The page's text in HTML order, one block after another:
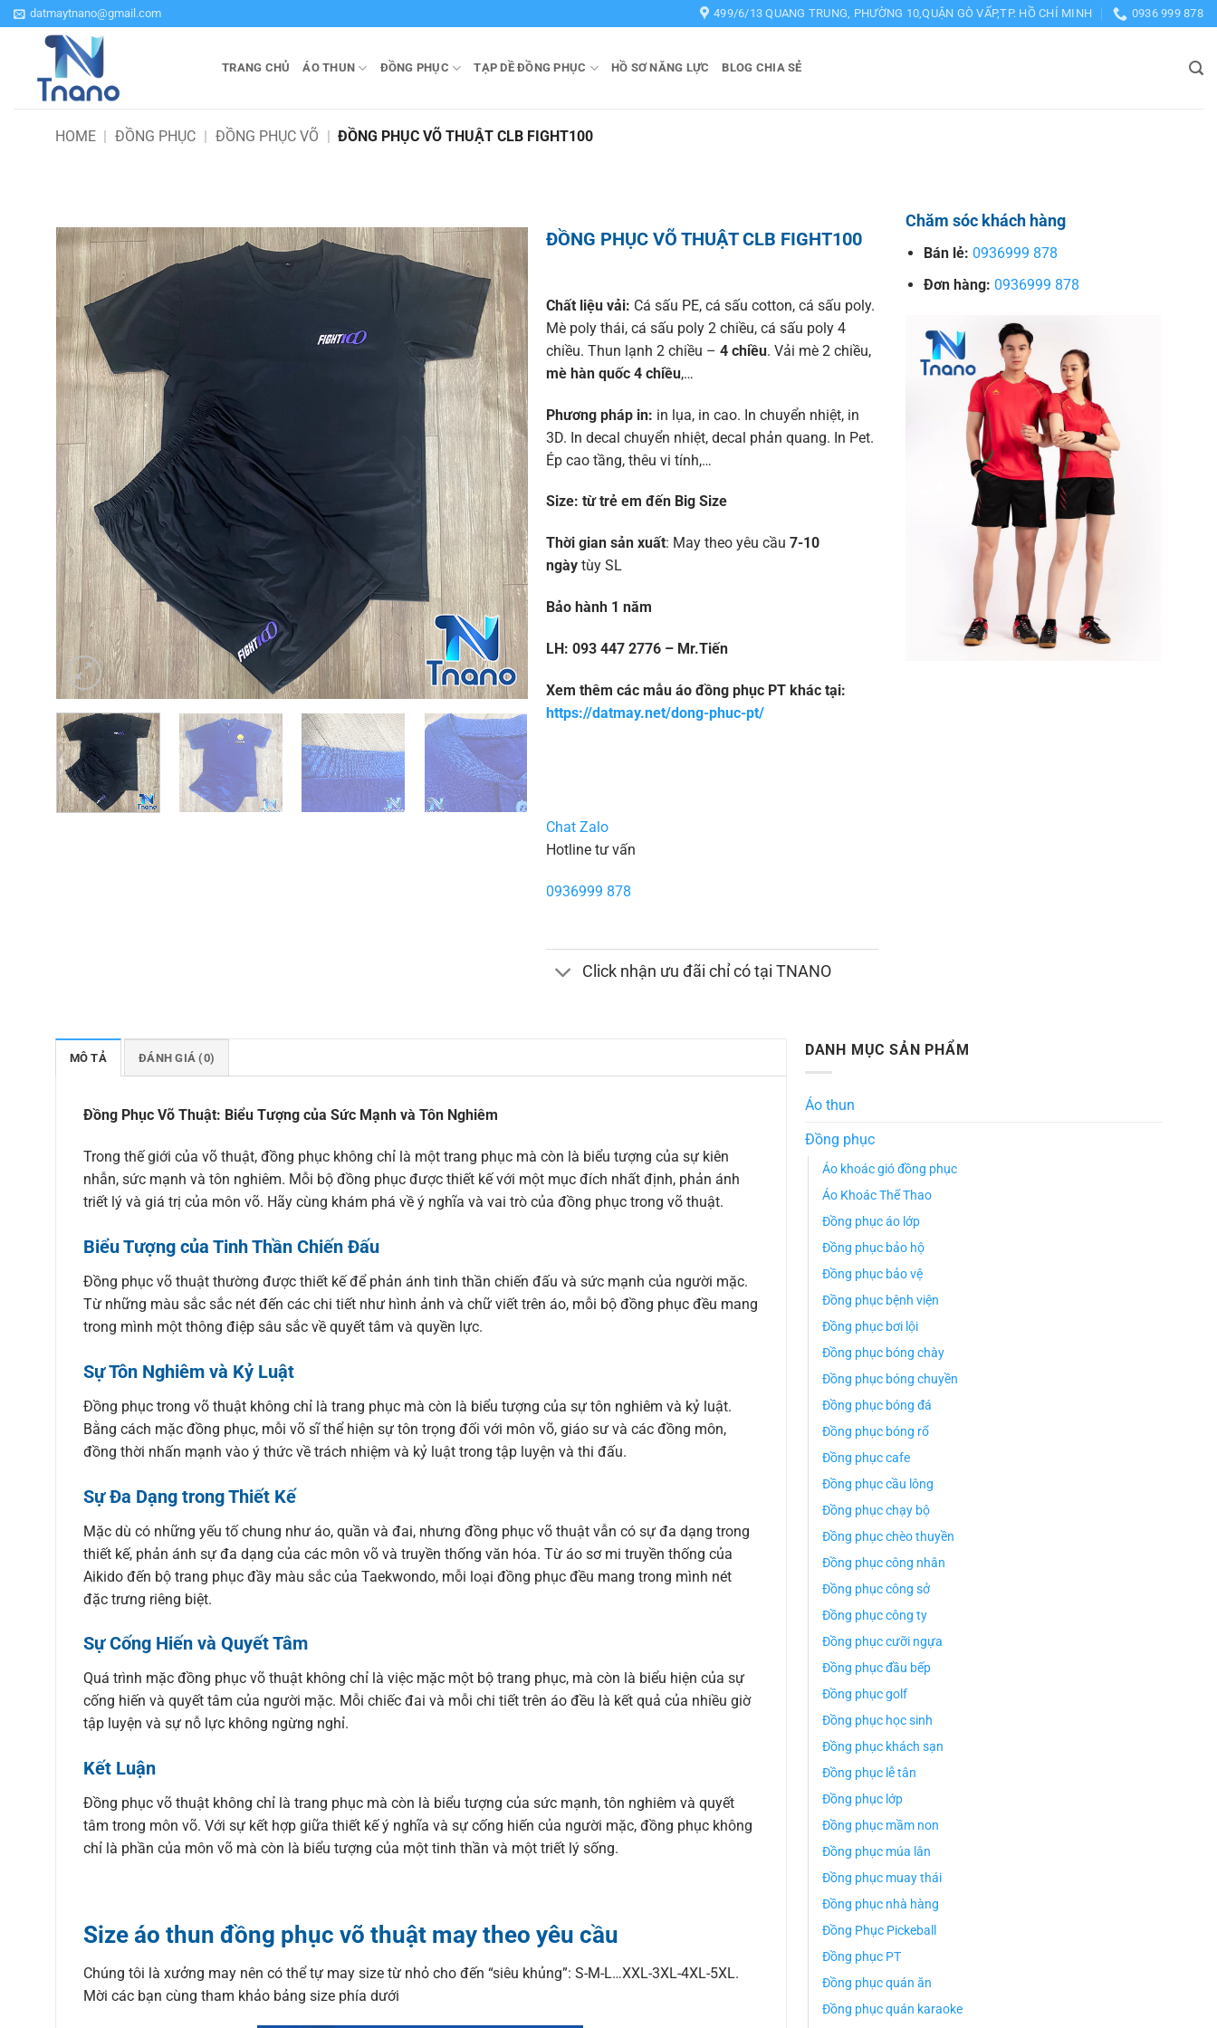
Bỏ
qua
datmaytnano@gmail.com 499/6/13 QUANG TRUNG, PHƯỜNG 10,QUẬN GÒ VẤP,TP. HỒ CHÍ MINH 0936 999 878
TRANG CHỦ ÁO THUN ĐỒNG PHỤC TẠP DỀ ĐỒNG PHỤC HỒ SƠ NĂNG LỰC BLOG CHIA SẺ
HOME | ĐỒNG PHỤC | ĐỒNG PHỤC VÕ | ĐỒNG PHỤC VÕ THUẬT CLB FIGHT100
ĐỒNG PHỤC VÕ THUẬT CLB FIGHT100
Chất liệu vải: Cá sấu PE, cá sấu cotton, cá sấu poly.
Mè poly thái, cá sấu poly 2 chiều, cá sấu poly 4
chiều. Thun lạnh 2 chiều – 4 chiều. Vải mè 2 chiều,
mè hàn quốc 4 chiều,…
Phương pháp in: in lụa, in cao. In chuyển nhiệt, in
3D. In decal chuyển nhiệt, decal phản quang. In Pet.
Ép cao tầng, thêu vi tính,…
Size: từ trẻ em đến Big Size
Thời gian sản xuất: May theo yêu cầu 7-10
ngàytùy SL
Bảo hành 1 năm
LH: 093 447 2776 – Mr.Tiến
Xem thêm các mẫu áo đồng phục PT khác tại:
https://datmay.net/dong-phuc-pt/
Chat Zalo
Hotline tư vấn
0936999 878
Click nhận ưu đãi chỉ có tại TNANO
Chăm sóc khách hàng
Bán lẻ: 0936999 878
Đơn hàng: 0936999 878
MÔ TẢ ĐÁNH GIÁ (0)
Đồng Phục Võ Thuật: Biểu Tượng của Sức Mạnh và Tôn Nghiêm
Trong thế giới của võ thuật, đồng phục không chỉ là một trang phục mà còn là biểu tượng của sự kiên
nhẫn, sức mạnh và tôn nghiêm. Mỗi bộ đồng phục được thiết kế với một mục đích nhất định, phản ánh
triết lý và giá trị của môn võ. Hãy cùng khám phá về ý nghĩa và vai trò của đồng phục trong võ thuật.
Biểu Tượng của Tinh Thần Chiến Đấu
Đồng phục võ thuật thường được thiết kế để phản ánh tinh thần chiến đấu và sức mạnh của người mặc.
Từ những màu sắc sắc nét đến các chi tiết như hình ảnh và chữ viết trên áo, mỗi bộ đồng phục đều mang
trong mình một thông điệp sâu sắc về quyết tâm và quyền lực.
Sự Tôn Nghiêm và Kỷ Luật
Đồng phục trong võ thuật không chỉ là trang phục mà còn là biểu tượng của sự tôn nghiêm và kỷ luật.
Bằng cách mặc đồng phục, mỗi võ sĩ thể hiện sự tôn trọng đối với môn võ, giáo sư và các đồng môn,
đồng thời nhấn mạnh vào ý thức về trách nhiệm và kỷ luật trong tập luyện và thi đấu.
Sự Đa Dạng trong Thiết Kế
Mặc dù có những yếu tố chung như áo, quần và đai, nhưng đồng phục võ thuật vẫn có sự đa dạng trong
thiết kế, phản ánh sự đa dạng của các môn võ và truyền thống văn hóa. Từ áo sơ mi truyền thống của
Aikido đến bộ trang phục đầy màu sắc của Taekwondo, mỗi loại đồng phục đều mang trong mình nét
đặc trưng riêng biệt.
Sự Cống Hiến và Quyết Tâm
Quá trình mặc đồng phục võ thuật không chỉ là việc mặc một bộ trang phục, mà còn là biểu hiện của sự
cống hiến và quyết tâm của người mặc. Mỗi chiếc đai và mỗi chi tiết trên áo đều là kết quả của nhiều giờ
tập luyện và sự nỗ lực không ngừng nghỉ.
Kết Luận
Đồng phục võ thuật không chỉ là trang phục mà còn là biểu tượng của sức mạnh, tôn nghiêm và quyết
tâm trong môn võ. Với sự kết hợp giữa thiết kế ý nghĩa và sự cống hiến của người mặc, đồng phục không
chỉ là phần của môn võ mà còn là biểu tượng của một tinh thần và một triết lý sống.
Size áo thun đồng phục võ thuật may theo yêu cầu
Chúng tôi là xưởng may nên có thể tự may size từ nhỏ cho đến “siêu khủng”: S-M-L…XXL-3XL-4XL-5XL.
Mời các bạn cùng tham khảo bảng size phía dưới
DANH MỤC SẢN PHẨM
Áo thun
Đồng phục
Áo khoác gió đồng phục
Áo Khoác Thể Thao
Đồng phục áo lớp
Đồng phục bảo hộ
Đồng phục bảo vệ
Đồng phục bệnh viện
Đồng phục bơi lội
Đồng phục bóng chày
Đồng phục bóng chuyền
Đồng phục bóng đá
Đồng phục bóng rổ
Đồng phục cafe
Đồng phục cầu lông
Đồng phục chạy bộ
Đồng phục chèo thuyền
Đồng phục công nhân
Đồng phục công sở
Đồng phục công ty
Đồng phục cưỡi ngựa
Đồng phục đầu bếp
Đồng phục golf
Đồng phục học sinh
Đồng phục khách sạn
Đồng phục lễ tân
Đồng phục lớp
Đồng phục mầm non
Đồng phục múa lân
Đồng phục muay thái
Đồng phục nhà hàng
Đồng Phục Pickeball
Đồng phục PT
Đồng phục quán ăn
Đồng phục quán karaoke